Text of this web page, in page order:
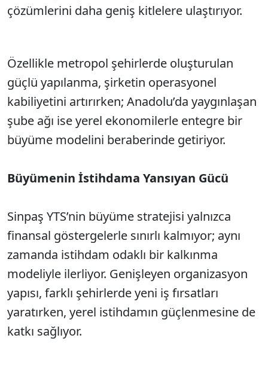
çözümlerini daha geniş kitlelere ulaştırıyor.
Özellikle metropol şehirlerde oluşturulan
güçlü yapılanma, şirketin operasyonel
kabiliyetini artırırken; Anadolu’da yaygınlaşan
şube ağı ise yerel ekonomilerle entegre bir
büyüme modelini beraberinde getiriyor.
Büyümenin İstihdama Yansıyan Gücü
Sinpaş YTS’nin büyüme stratejisi yalnızca
finansal göstergelerle sınırlı kalmıyor; aynı
zamanda istihdam odaklı bir kalkınma
modeliyle ilerliyor. Genişleyen organizasyon
yapısı, farklı şehirlerde yeni iş fırsatları
yaratırken, yerel istihdamın güçlenmesine de
katkı sağlıyor.